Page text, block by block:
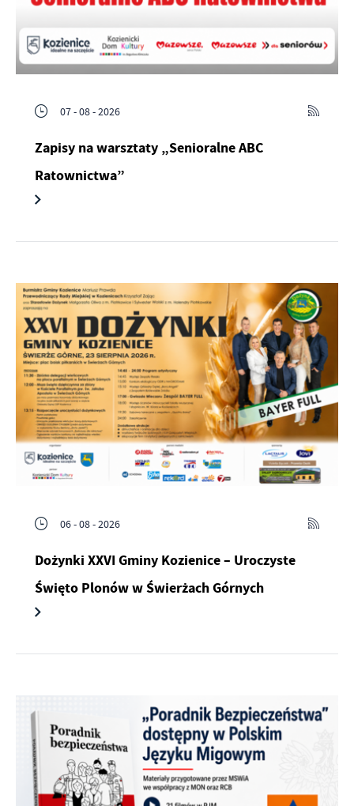
07 - 08 - 2026
Zapisy na warsztaty „Senioralne ABC
Ratownictwa”
06 - 08 - 2026
Dożynki XXVI Gminy Kozienice – Uroczyste
Święto Plonów w Świerżach Górnych